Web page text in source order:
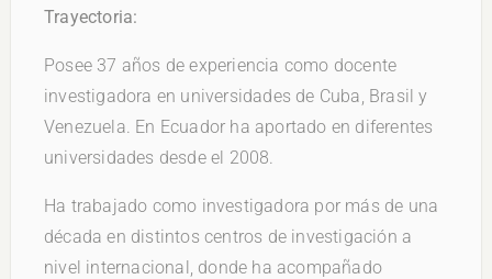
Trayectoria:
Posee 37 años de experiencia como docente
investigadora en universidades de Cuba, Brasil y
Venezuela. En Ecuador ha aportado en diferentes
universidades desde el 2008.
Ha trabajado como investigadora por más de una
década en distintos centros de investigación a
nivel internacional, donde ha acompañado